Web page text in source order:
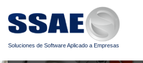
Soluciones de Software Aplicado a Empresas